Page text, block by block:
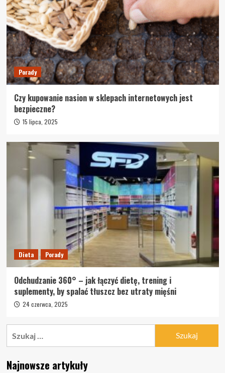
Porady
Czy kupowanie nasion w sklepach internetowych jest
bezpieczne?
15 lipca, 2025
Dieta Porady
Odchudzanie 360° – jak łączyć dietę, trening i
suplementy, by spalać tłuszcz bez utraty mięśni
24 czerwca, 2025
Najnowsze artykuły